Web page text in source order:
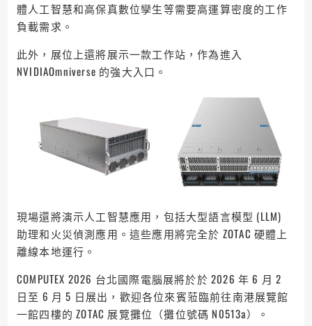
體人工智慧和高保真數位孿生等需要高運算密度的工作
負載需求。
此外，展位上還將展示一款工作站，作為進入
NVIDIAOmniverse 的強大入口。
現場還將演示人工智慧應用，包括大型語言模型 (LLM)
助理和火災偵測應用。這些應用將完全於 ZOTAC 硬體上
離線本地運行。
COMPUTEX 2026 台北國際電腦展將於於 2026 年 6 月 2
日至 6 月 5 日展出，歡迎各位來賓蒞臨前往南港展覽館
一館四樓的 ZOTAC 展覽攤位（攤位號碼 N0513a）。